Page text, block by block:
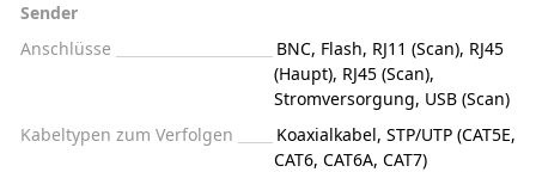
Sender
Anschlüsse
BNC, Flash, RJ11 (Scan), RJ45
(Haupt), RJ45 (Scan),
Stromversorgung, USB (Scan)
Kabeltypen zum Verfolgen
Koaxialkabel, STP/UTP (CAT5E,
CAT6, CAT6A, CAT7)